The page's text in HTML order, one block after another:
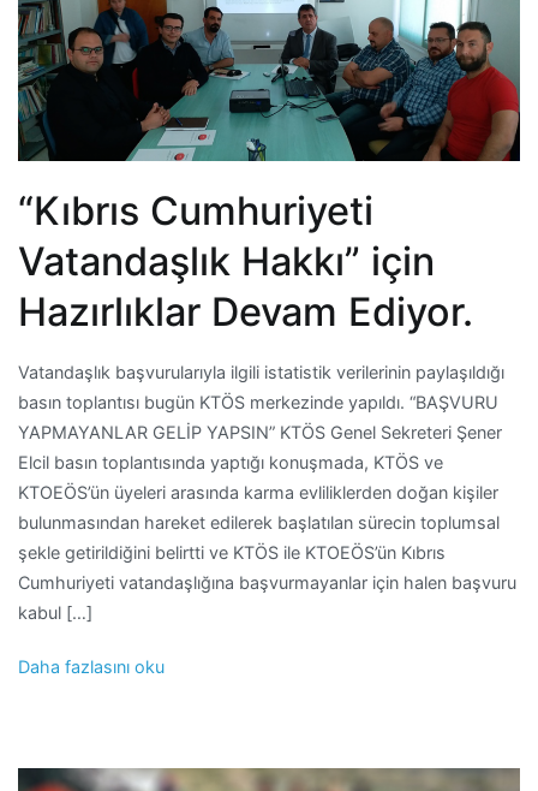
“Kıbrıs Cumhuriyeti
Vatandaşlık Hakkı” için
Hazırlıklar Devam Ediyor.
Vatandaşlık başvurularıyla ilgili istatistik verilerinin paylaşıldığı
basın toplantısı bugün KTÖS merkezinde yapıldı. “BAŞVURU
YAPMAYANLAR GELİP YAPSIN” KTÖS Genel Sekreteri Şener
Elcil basın toplantısında yaptığı konuşmada, KTÖS ve
KTOEÖS’ün üyeleri arasında karma evliliklerden doğan kişiler
bulunmasından hareket edilerek başlatılan sürecin toplumsal
şekle getirildiğini belirtti ve KTÖS ile KTOEÖS’ün Kıbrıs
Cumhuriyeti vatandaşlığına başvurmayanlar için halen başvuru
kabul […]
Daha fazlasını oku